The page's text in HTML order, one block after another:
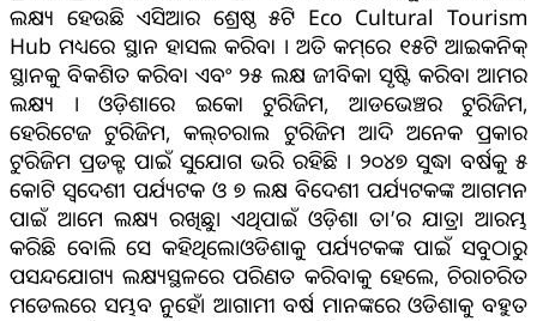
ଲକ୍ଷ୍ୟ ହେଉଛି ଏସିଆର ଶ୍ରେଷ୍ଠ ୫ଟି Eco Cultural Tourism
Hub ମଧ୍ୟରେ ସ୍ଥାନ ହାସଲ କରିବା । ଅତି କମ୍‌ରେ ୧୫ଟି ଆଇକନିକ୍
ସ୍ଥାନକୁ ବିକଶିତ କରିବା ଏବଂ ୨୫ ଲକ୍ଷ ଜୀବିକା ସୃଷ୍ଟି କରିବା ଆମର
ଲକ୍ଷ୍ୟ । ଓଡ଼ିଶାରେ ଇକୋ ଟୁରିଜିମ, ଆଡଭେଞ୍ଚର ଟୁରିଜିମ,
ହେରିଟେଜ ଟୁରିଜିମ, କଲ୍‌ଚରାଲ ଟୁରିଜିମ ଆଦି ଅନେକ ପ୍ରକାର
ଟୁରିଜିମ ପ୍ରଡକ୍ଟ ପାଇଁ ସୁଯୋଗ ଭରି ରହିଛି । ୨୦୪୭ ସୁଦ୍ଧା ବର୍ଷକୁ ୫
କୋଟି ସ୍ୱଦେଶୀ ପର୍ଯ୍ୟଟକ ଓ ୭ ଲକ୍ଷ ବିଦେଶୀ ପର୍ଯ୍ୟଟକଙ୍କ ଆଗମନ
ପାଇଁ ଆମେ ଲକ୍ଷ୍ୟ ରଖିଛୁ। ଏଥିପାଇଁ ଓଡ଼ିଶା ତା’ର ଯାତ୍ରା ଆରମ୍ଭ
କରିଛି ବୋଲି ସେ କହିଥିଲେ।ଓଡିଶାକୁ ପର୍ଯ୍ୟଟକଙ୍କ ପାଇଁ ସବୁଠାରୁ
ପସନ୍ଦଯୋଗ୍ୟ ଲକ୍ଷ୍ୟସ୍ଥଳରେ ପରିଣତ କରିବାକୁ ହେଲେ, ଚିରାଚରିତ
ମଡେଲରେ ସମ୍ଭବ ନୁହେଁ। ଆଗାମୀ ବର୍ଷ ମାନଙ୍କରେ ଓଡିଶାକୁ ବହୁତ